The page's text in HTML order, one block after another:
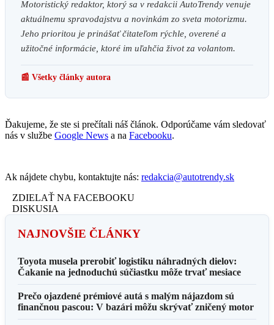
Motoristický redaktor, ktorý sa v redakcii AutoTrendy venuje
aktuálnemu spravodajstvu a novinkám zo sveta motorizmu.
Jeho prioritou je prinášať čitateľom rýchle, overené a
užitočné informácie, ktoré im uľahčia život za volantom.
📰 Všetky články autora
Ďakujeme, že ste si prečítali náš článok. Odporúčame vám sledovať
nás v službe Google News a na Facebooku.
Ak nájdete chybu, kontaktujte nás: redakcia@autotrendy.sk
ZDIELAŤ NA FACEBOOKU
DISKUSIA
NAJNOVŠIE ČLÁNKY
Toyota musela prerobiť logistiku náhradných dielov:
Čakanie na jednoduchú súčiastku môže trvať mesiace
Prečo ojazdené prémiové autá s malým nájazdom sú
finančnou pascou: V bazári môžu skrývať zničený motor